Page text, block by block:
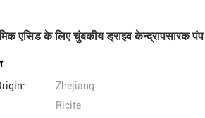
एसिड के लिए चुंबकीय ड्राइव केन्द्रापसारक पंप
Zhejiang
Ricite